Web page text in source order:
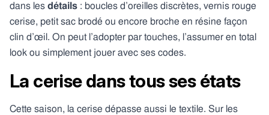
dans les détails : boucles d’oreilles discrètes, vernis rouge
cerise, petit sac brodé ou encore broche en résine façon
clin d’œil. On peut l’adopter par touches, l’assumer en total
look ou simplement jouer avec ses codes.
La cerise dans tous ses états
Cette saison, la cerise dépasse aussi le textile. Sur les